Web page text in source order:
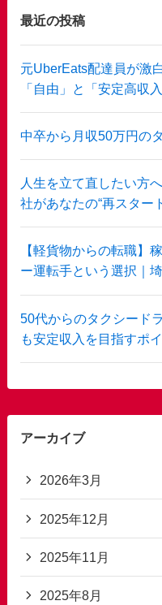
最近の投稿
元UberEats配達員が激
「自由」と「安定高収
中卒から月収50万円の
人生を立て直したい方
社があなたの“再スター
【軽貨物からの転職】
ー運転手という選択｜
50代からのタクシード
も安定収入を目指すポ
アーカイブ
2026年3月
2025年12月
2025年11月
2025年8月